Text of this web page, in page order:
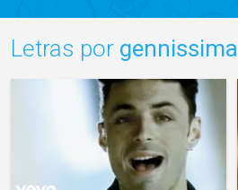
Letras por gennissima